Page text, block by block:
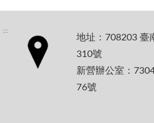
:::
地址：708203 臺
310號
新營辦公室：
76號